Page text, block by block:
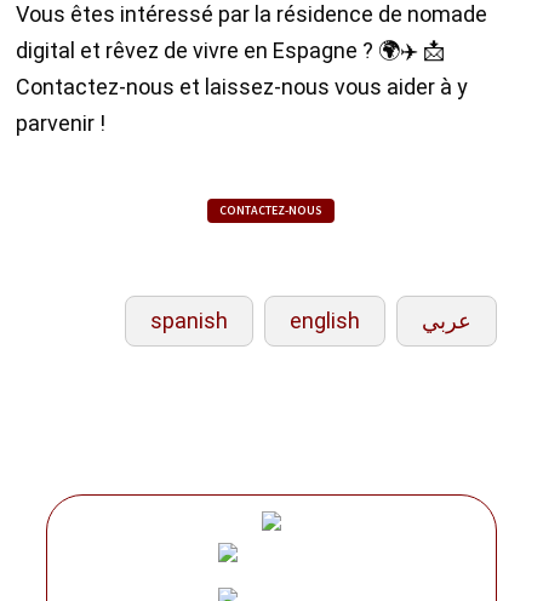
Vous êtes intéressé par la résidence de nomade
digital et rêvez de vivre en Espagne ? 🌍✈️ 📩
Contactez-nous et laissez-nous vous aider à y
parvenir !
CONTACTEZ-NOUS
spanish english عربي